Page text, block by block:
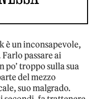
è un inconsapevole,
passare ai
po’ troppo sulla sua
del mezzo
suo malgrado.